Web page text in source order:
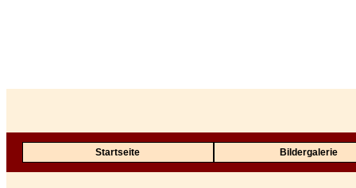
Startseite Bildergalerie